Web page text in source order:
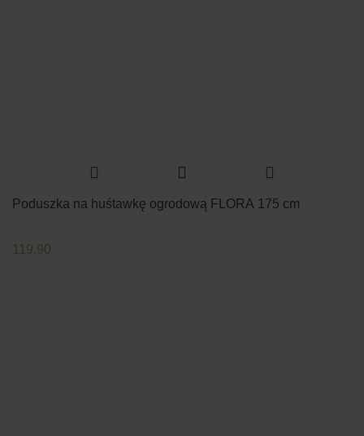
Poduszka na huśtawkę ogrodową FLORA 175 cm
119.90